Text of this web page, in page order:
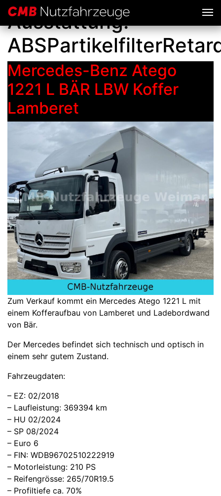
Ausstattung:
Mercedes-Benz Atego
1221 L BÄR LBW Koffer
Lamberet
Zum Verkauf kommt ein Mercedes Atego 1221 L mit
einem Kofferaufbau von Lamberet und Ladebordwand
von Bär.
Der Mercedes befindet sich technisch und optisch in
einem sehr gutem Zustand.
Fahrzeugdaten:
– EZ: 02/2018
– Laufleistung: 369394 km
– HU 02/2024
– SP 08/2024
– Euro 6
– FIN: WDB96702510222919
– Motorleistung: 210 PS
– Reifengrösse: 265/70R19.5
– Profiltiefe ca. 70%